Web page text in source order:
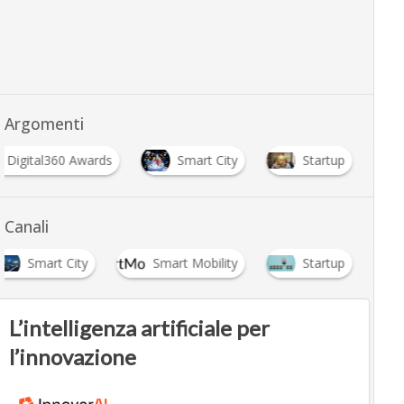
Argomenti
Digital360 Awards Smart City Startup
Canali
Smart City Smart Mobility Startup
L’intelligenza artificiale per
l’innovazione